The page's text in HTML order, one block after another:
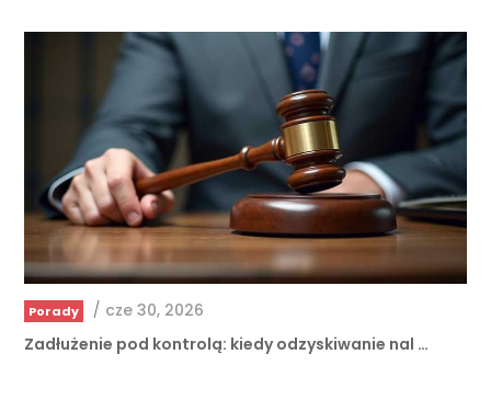
Porady / cze 30, 2026
Zadłużenie pod kontrolą: kiedy odzyskiwanie nal …